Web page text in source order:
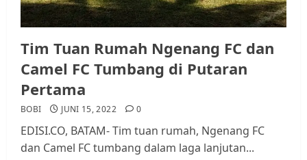
Tim Tuan Rumah Ngenang FC dan
Camel FC Tumbang di Putaran
Pertama
BOBI JUNI 15, 2022 0
EDISI.CO, BATAM- Tim tuan rumah, Ngenang FC
dan Camel FC tumbang dalam laga lanjutan...